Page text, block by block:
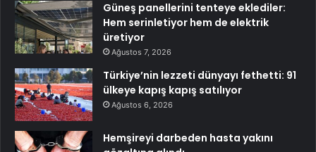
Güneş panellerini tenteye eklediler:
Hem serinletiyor hem de elektrik
üretiyor
Ağustos 7, 2026
Türkiye’nin lezzeti dünyayı fethetti: 91
ülkeye kapış kapış satılıyor
Ağustos 6, 2026
Hemşireyi darbeden hasta yakını